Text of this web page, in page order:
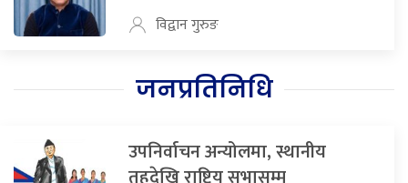
विद्वान गुरुङ
जनप्रतिनिधि
उपनिर्वाचन अन्योलमा, स्थानीय